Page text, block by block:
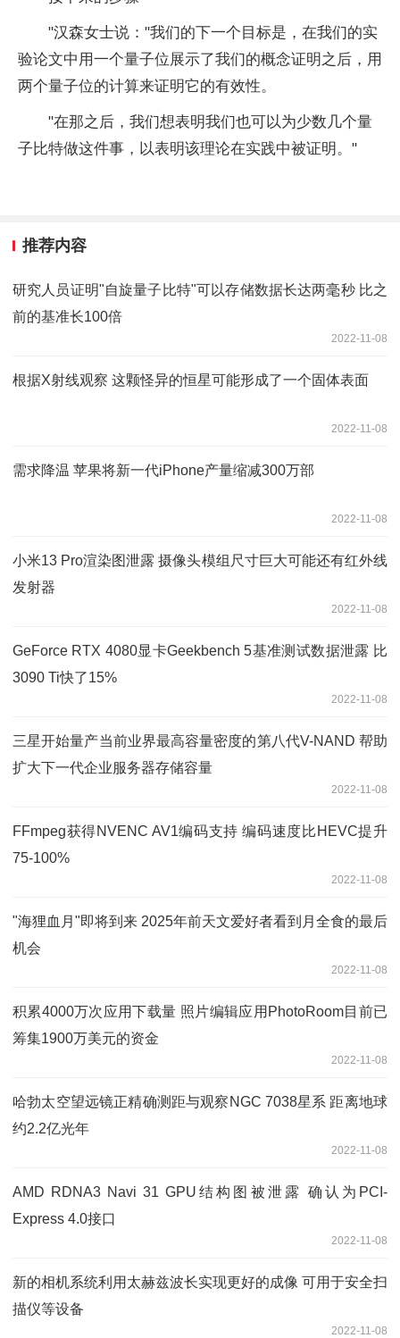
"汉森女士说："我们的下一个目标是，在我们的实
验论文中用一个量子位展示了我们的概念证明之后，用
两个量子位的计算来证明它的有效性。
"在那之后，我们想表明我们也可以为少数几个量
子比特做这件事，以表明该理论在实践中被证明。"
推荐内容
研究人员证明"自旋量子比特"可以存储数据长达两毫秒 比之
前的基准长100倍
2022-11-08
根据X射线观察 这颗怪异的恒星可能形成了一个固体表面
2022-11-08
需求降温 苹果将新一代iPhone产量缩减300万部
2022-11-08
小米13 Pro渲染图泄露 摄像头模组尺寸巨大可能还有红外线
发射器
2022-11-08
GeForce RTX 4080显卡Geekbench 5基准测试数据泄露 比
3090 Ti快了15%
2022-11-08
三星开始量产当前业界最高容量密度的第八代V-NAND 帮助
扩大下一代企业服务器存储容量
2022-11-08
FFmpeg获得NVENC AV1编码支持 编码速度比HEVC提升
75-100%
2022-11-08
"海狸血月"即将到来 2025年前天文爱好者看到月全食的最后
机会
2022-11-08
积累4000万次应用下载量 照片编辑应用PhotoRoom目前已
筹集1900万美元的资金
2022-11-08
哈勃太空望远镜正精确测距与观察NGC 7038星系 距离地球
约2.2亿光年
2022-11-08
AMD RDNA3 Navi 31 GPU结构图被泄露 确认为PCI-
Express 4.0接口
2022-11-08
新的相机系统利用太赫兹波长实现更好的成像 可用于安全扫
描仪等设备
2022-11-08